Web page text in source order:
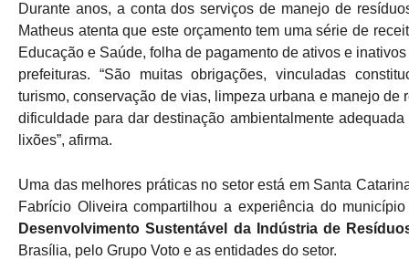
Durante anos, a conta dos serviços de manejo de
Matheus atenta que este orçamento tem uma série de
Educação e Saúde, folha de pagamento de ativos e
prefeituras. “São muitas obrigações, vinculadas
turismo, conservação de vias, limpeza urbana e manejo
dificuldade para dar destinação ambientalmente
lixões”, afirma.
Uma das melhores práticas no setor está em Santa
Fabrício Oliveira compartilhou a experiência do
Desenvolvimento Sustentável da Indústria de
Brasília, pelo Grupo Voto e as entidades do setor.